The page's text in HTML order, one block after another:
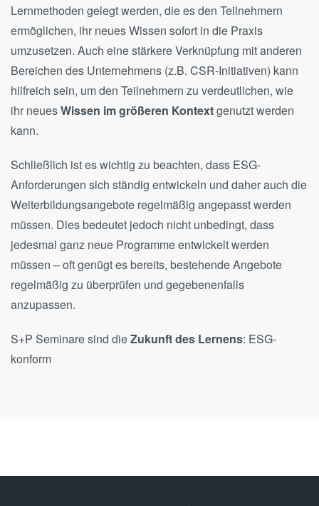
Lernmethoden gelegt werden, die es den Teilnehmern
ermöglichen, ihr neues Wissen sofort in die Praxis
umzusetzen. Auch eine stärkere Verknüpfung mit anderen
Bereichen des Unternehmens (z.B. CSR-Initiativen) kann
hilfreich sein, um den Teilnehmern zu verdeutlichen, wie
ihr neuesWissen im größeren Kontextgenutzt werden
kann.
Schließlich ist es wichtig zu beachten, dass ESG-
Anforderungen sich ständig entwickeln und daher auch die
Weiterbildungsangebote regelmäßig angepasst werden
müssen. Dies bedeutet jedoch nicht unbedingt, dass
jedesmal ganz neue Programme entwickelt werden
müssen – oft genügt es bereits, bestehende Angebote
regelmäßig zu überprüfen und gegebenenfalls
anzupassen.
S+P Seminare sind dieZukunft des Lernens: ESG-
konform